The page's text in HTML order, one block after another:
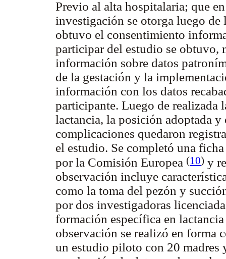
Previo al alta hospitalaria; que
investigación se otorga luego de
obtuvo el consentimiento
participar del estudio se obtuvo,
información sobre datos
de la gestación y la
información con los datos
participante. Luego de realizada
lactancia, la posición adoptada y
complicaciones quedaron
el estudio. Se completó una
por la Comisión Europea (10) y
observación incluye
como la toma del pezón y
por dos investigadoras
formación específica en
observación se realizó en forma
un estudio piloto con 20 madres